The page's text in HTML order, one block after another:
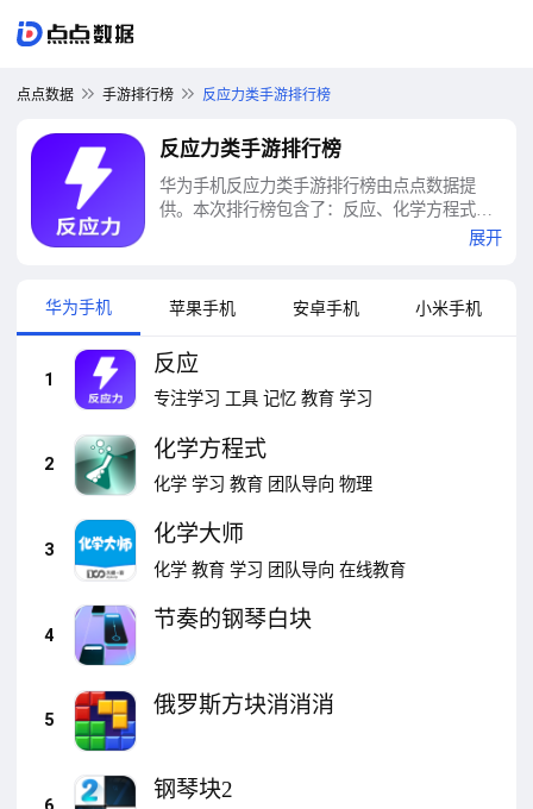
点点数据 手游排行榜 反应力类手游排行榜
反应力类手游排行榜
华为手机反应力类手游排行榜由点点数据提
供。本次排行榜包含了：反应、化学方程式、
化学大师、节奏的钢琴白块、俄罗斯方块消消
排行榜
展开
华为手机 苹果手机 安卓手机 小米手机
1
反应
专注学习 工具 记忆 教育 学习
2
化学方程式
化学 学习 教育 团队导向 物理
3
化学大师
化学 教育 学习 团队导向 在线教育
4
节奏的钢琴白块
5
俄罗斯方块消消消
钢琴块2